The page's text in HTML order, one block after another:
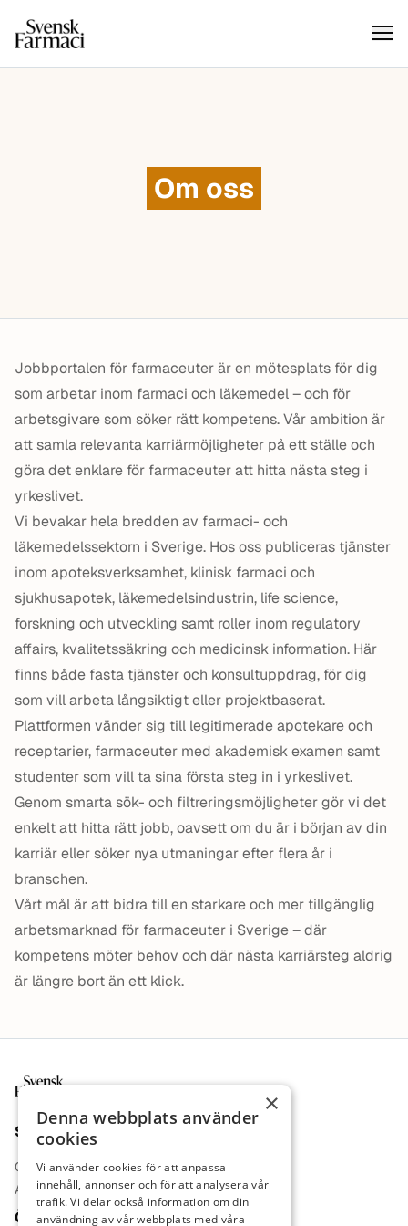
Hoppa till innehåll
Svensk farmaci
Om oss
Jobbportalen för farmaceuter är en mötesplats för dig
som arbetar inom farmaci och läkemedel – och för
arbetsgivare som söker rätt kompetens. Vår ambition är
att samla relevanta karriärmöjligheter på ett ställe och
göra det enklare för farmaceuter att hitta nästa steg i
yrkeslivet.
Vi bevakar hela bredden av farmaci- och
läkemedelssektorn i Sverige. Hos oss publiceras tjänster
inom apoteksverksamhet, klinisk farmaci och
sjukhusapotek, läkemedelsindustrin, life science,
forskning och utveckling samt roller inom regulatory
affairs, kvalitetssäkring och medicinsk information. Här
finns både fasta tjänster och konsultuppdrag, för dig
som vill arbeta långsiktigt eller projektbaserat.
Plattformen vänder sig till legitimerade apotekare och
receptarier, farmaceuter med akademisk examen samt
studenter som vill ta sina första steg in i yrkeslivet.
Genom smarta sök- och filtreringsmöjligheter gör vi det
enkelt att hitta rätt jobb, oavsett om du är i början av din
karriär eller söker nya utmaningar efter flera år i
branschen.
Vårt mål är att bidra till en starkare och mer tillgänglig
arbetsmarknad för farmaceuter i Sverige – där
kompetens möter behov och där nästa karriärsteg aldrig
är längre bort än ett klick.
Sajt
Om oss
Annonsera
Övrigt
×
Denna webbplats använder
cookies
Vi använder cookies för att anpassa
innehåll, annonser och för att analysera vår
trafik. Vi delar också information om din
användning av vår webbplats med våra